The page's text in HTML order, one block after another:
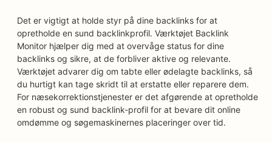
Det er vigtigt at holde styr på dine backlinks for at
opretholde en sund backlinkprofil. Værktøjet Backlink
Monitor hjælper dig med at overvåge status for dine
backlinks og sikre, at de forbliver aktive og relevante.
Værktøjet advarer dig om tabte eller ødelagte backlinks, så
du hurtigt kan tage skridt til at erstatte eller reparere dem.
For næsekorrektionstjenester er det afgørende at opretholde
en robust og sund backlink-profil for at bevare dit online
omdømme og søgemaskinernes placeringer over tid.